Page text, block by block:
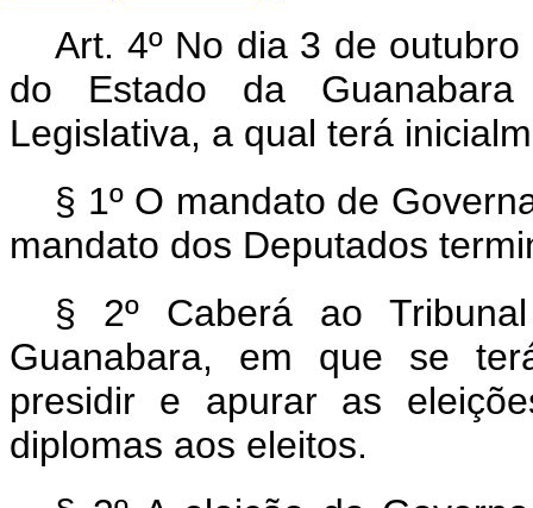
Art. 4º No dia 3 de
do Estado da
Legislativa, a qual terá
§ 1º O mandato de
mandato dos Deputados
§ 2º Caberá ao
Guanabara, em que se
presidir e apurar as
diplomas aos eleitos.